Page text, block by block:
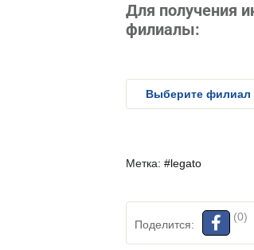
Для получения
филиалы:
Метка: #legato
Поделится:
(0)